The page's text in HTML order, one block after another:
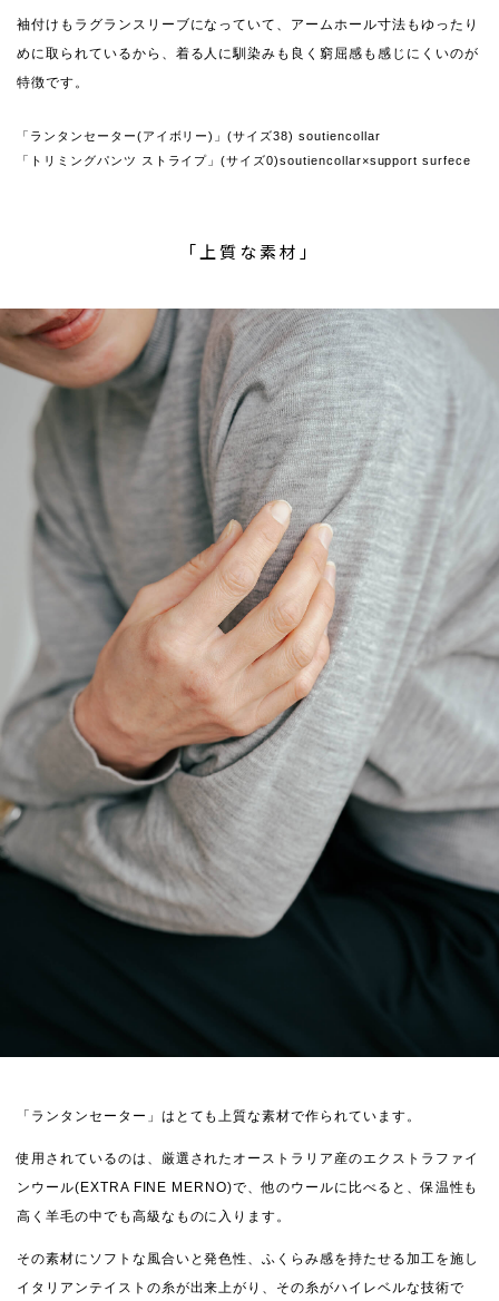
袖付けもラグランスリーブになっていて、アームホール寸法もゆったり
めに取られているから、着る人に馴染みも良く窮屈感も感じにくいのが
特徴です。
「ランタンセーター(アイボリー)」(サイズ38) soutiencollar
「トリミングパンツ ストライプ」(サイズ0)soutiencollar×support surfece
「上質な素材」
「ランタンセーター」はとても上質な素材で作られています。
使用されているのは、厳選されたオーストラリア産のエクストラファイ
ンウール(EXTRA FINE MERNO)で、他のウールに比べると、保温性も
高く羊毛の中でも高級なものに入ります。
その素材にソフトな風合いと発色性、ふくらみ感を持たせる加工を施し
イタリアンテイストの糸が出来上がり、その糸がハイレベルな技術で